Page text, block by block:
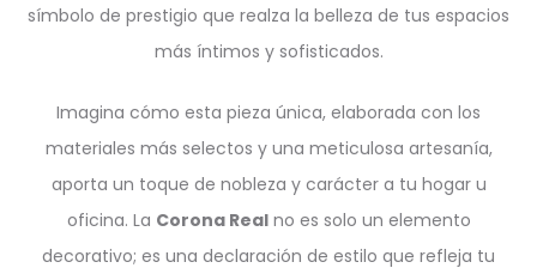
símbolo de prestigio que realza la belleza de tus espacios
más íntimos y sofisticados.
Imagina cómo esta pieza única, elaborada con los
materiales más selectos y una meticulosa artesanía,
aporta un toque de nobleza y carácter a tu hogar u
oficina. La Corona Realno es solo un elemento
decorativo; es una declaración de estilo que refleja tu